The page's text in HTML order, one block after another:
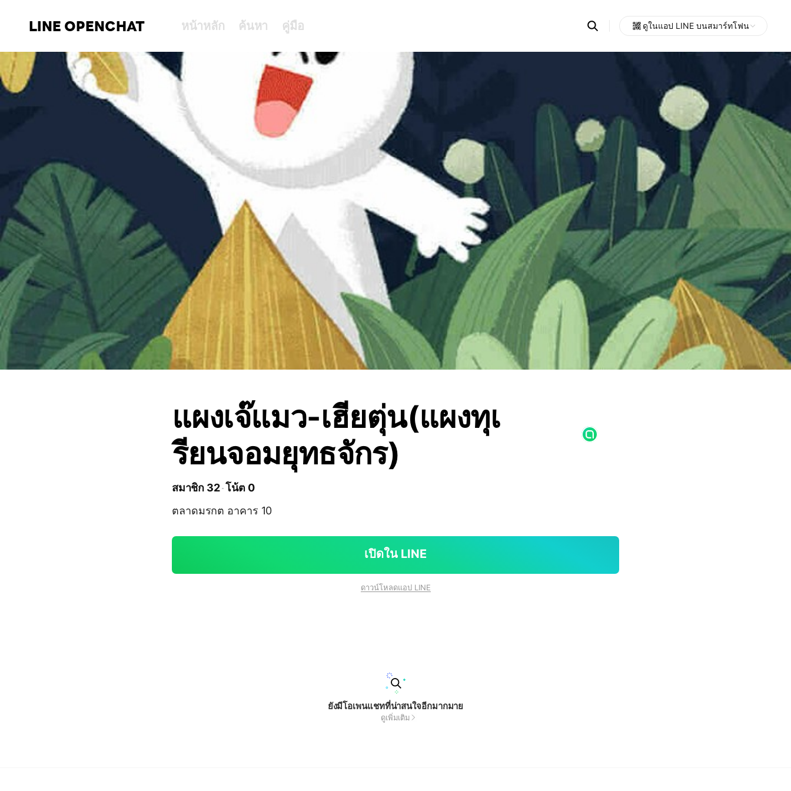
LINE OPENCHAT หน้าหลัก ค้นหา คู่มือ Search
OpenChats
messages
search
ดูในแอป LINE บนสมาร์ทโฟน
แผงเจ๊แมว-เฮียตุ่น(แผงทุเ
รียนจอมยุทธจักร)
สมาชิก 32 โน้ต 0
ตลาดมรกต อาคาร 10
เปิดใน LINE
ดาวน์โหลดแอป LINE
ยังมีโอเพนแชทที่น่าสนใจอีกมากมาย
ดูเพิ่มเติม